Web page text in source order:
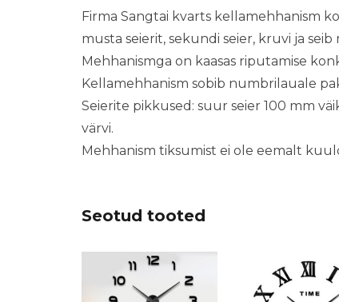
Firma Sangtai kvarts kellamehhanism
musta seierit, sekundi seier, kruvi ja
Mehhanismga on kaasas riputamise
Kellamehhanism sobib numbrilauale
Seierite pikkused: suur seier 100 mm
värvi.
Mehhanism tiksumist ei ole eemalt
Seotud tooted